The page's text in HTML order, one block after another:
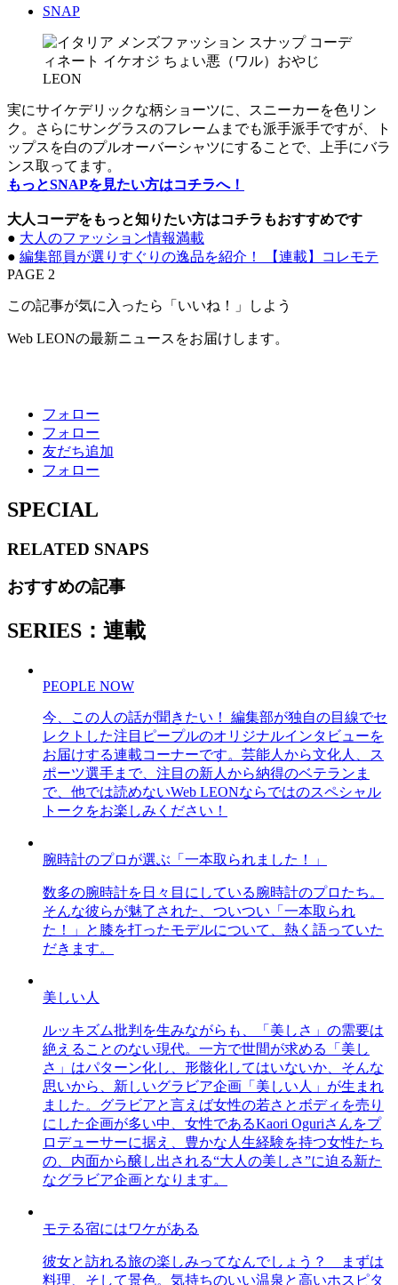
SNAP
実にサイケデリックな柄ショーツに、スニーカーを色リン
ク。さらにサングラスのフレームまでも派手派手ですが、ト
ップスを白のプルオーバーシャツにすることで、上手にバラ
ンス取ってます。
もっとSNAPを見たい方はコチラへ！
大人コーデをもっと知りたい方はコチラもおすすめです
● 大人のファッション情報満載
● 編集部員が選りすぐりの逸品を紹介！ 【連載】コレモテ
PAGE 2
この記事が気に入ったら「いいね！」しよう
Web LEONの最新ニュースをお届けします。
フォロー
フォロー
友だち追加
フォロー
SPECIAL
RELATED SNAPS
おすすめの記事
SERIES：連載
PEOPLE NOW
今、この人の話が聞きたい！ 編集部が独自の目線でセ
レクトした注目ピープルのオリジナルインタビューを
お届けする連載コーナーです。芸能人から文化人、ス
ポーツ選手まで、注目の新人から納得のベテランま
で、他では読めないWeb LEONならではのスペシャル
トークをお楽しみください！
腕時計のプロが選ぶ「一本取られました！」
数多の腕時計を日々目にしている腕時計のプロたち。
そんな彼らが魅了された、ついつい「一本取られ
た！」と膝を打ったモデルについて、熱く語っていた
だきます。
美しい人
ルッキズム批判を生みながらも、「美しさ」の需要は
絶えることのない現代。一方で世間が求める「美し
さ」はパターン化し、形骸化してはいないか、そんな
思いから、新しいグラビア企画「美しい人」が生まれ
ました。グラビアと言えば女性の若さとボディを売り
にした企画が多い中、女性であるKaori Oguriさんをプ
ロデューサーに据え、豊かな人生経験を持つ女性たち
の、内面から醸し出される“大人の美しさ”に迫る新た
なグラビア企画となります。
モテる宿にはワケがある
彼女と訪れる旅の楽しみってなんでしょう？ まずは
料理、そして景色。気持ちのいい温泉と高いホスピタ